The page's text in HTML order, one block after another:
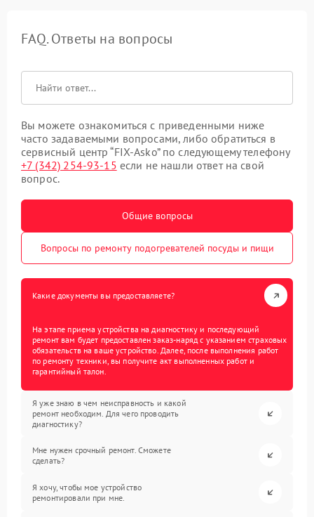
FAQ. Ответы на вопросы
Вы можете ознакомиться с приведенными ниже
часто задаваемыми вопросами, либо обратиться в
сервисный центр “FIX-Asko” по следующему телефону
+7 (342) 254-93-15 если не нашли ответ на свой
вопрос.
Общие вопросы
Вопросы по ремонту подогревателей посуды и пищи
Какие документы вы предоставляете?
На этапе приема устройства на диагностику и последующий
ремонт вам будет предоставлен заказ-наряд с указанием страховых
обязательств на ваше устройство. Далее, после выполнения работ
по ремонту техники, вы получите акт выполненных работ и
гарантийный талон.
Я уже знаю в чем неисправность и какой
ремонт необходим. Для чего проводить
диагностику?
Мне нужен срочный ремонт. Сможете
сделать?
Я хочу, чтобы мое устройство
ремонтировали при мне.